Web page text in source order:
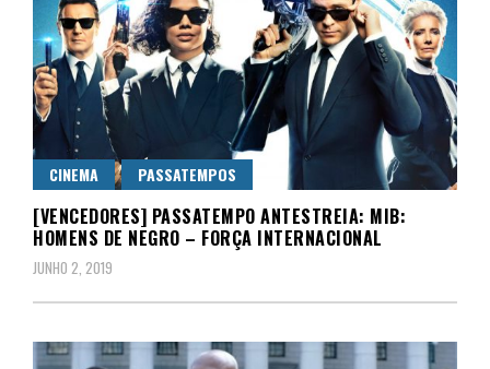
CINEMA PASSATEMPOS
[VENCEDORES] PASSATEMPO ANTESTREIA: MIB:
HOMENS DE NEGRO – FORÇA INTERNACIONAL
JUNHO 2, 2019